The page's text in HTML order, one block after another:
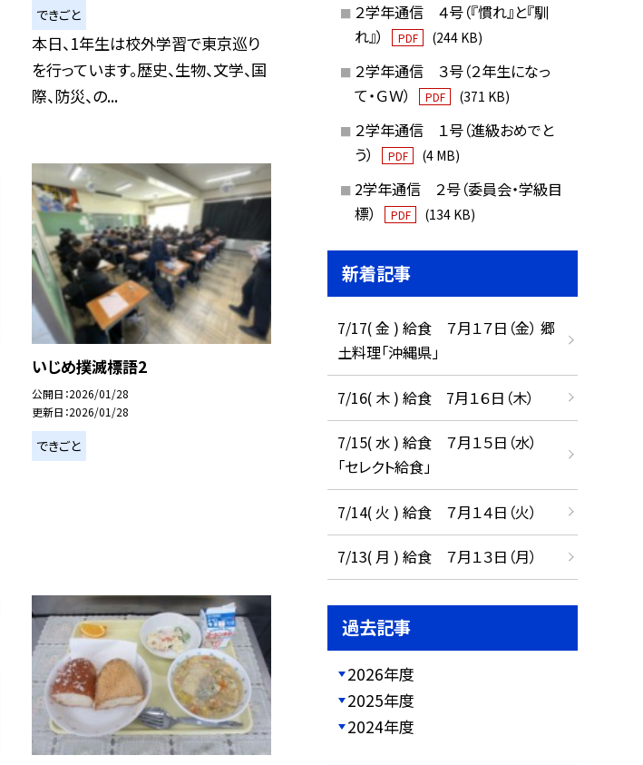
できごと
本日、1年生は校外学習で東京巡り
を行っています。歴史、生物、文学、国
際、防災、の...
いじめ撲滅標語2
公開日 2026/01/28
更新日 2026/01/28
できごと
２学年通信 ４号（『慣れ』と『馴
れ』）
PDF (244 KB)
２学年通信 ３号（２年生になっ
て・ＧＷ）
PDF (371 KB)
２学年通信 １号（進級おめでと
う）
PDF (4 MB)
2学年通信 ２号（委員会・学級目
標）
PDF (134 KB)
新着記事
7/17( 金 ) 給食 ７月１７日（金） 郷
土料理「沖縄県」
7/16( 木 ) 給食 7月１６日（木）
7/15( 水 ) 給食 ７月１５日（水）
「セレクト給食」
7/14( 火 ) 給食 ７月１４日（火）
7/13( 月 ) 給食 ７月１３日（月）
過去記事
2026年度
2025年度
2024年度